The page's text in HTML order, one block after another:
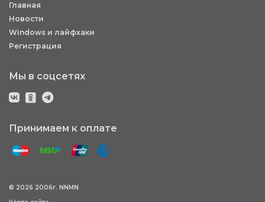
Главная
Новости
Windows и лайфхаки
Регистрация
Мы в соцсетях
Принимаем к оплате
© 2026 2006г. NNMN